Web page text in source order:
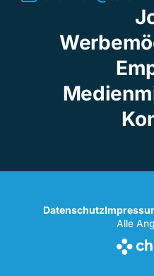
Datenschutz
Alle